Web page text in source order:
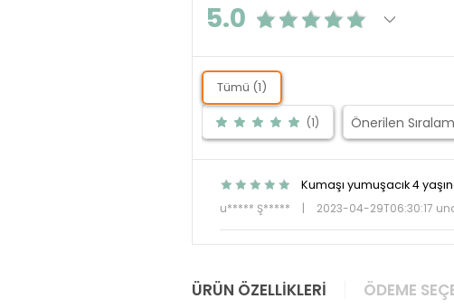
5.0
Tümü (1)
(1)
Kumaşı yumuşacık 4
u***** Ş*****
| 2023-04-29T06:30:17
ÜRÜN ÖZELLIKLERI ÖDEME